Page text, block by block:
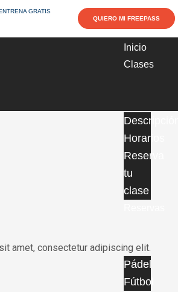
GRATIS
QUIERO MI FREEPASS
Inicio
Clases
Horarios
Reserva
tu
clase
Pádel
Fútbol
Cycling
amet, consectetur adipiscing elit.